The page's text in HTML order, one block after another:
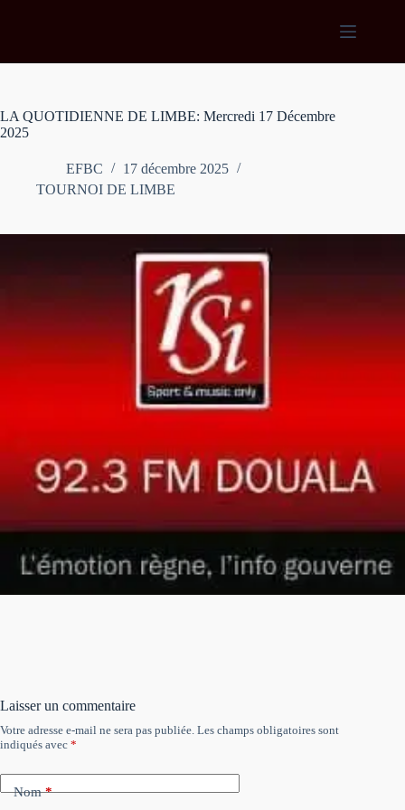
LA QUOTIDIENNE DE LIMBE: Mercredi 17 Décembre
2025
EFBC
17 décembre 2025
TOURNOI DE LIMBE
Laisser un commentaire
Votre adresse e-mail ne sera pas publiée. Les champs obligatoires sont
indiqués avec *
Nom*